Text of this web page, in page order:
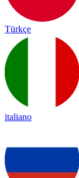
Türkçe
italiano